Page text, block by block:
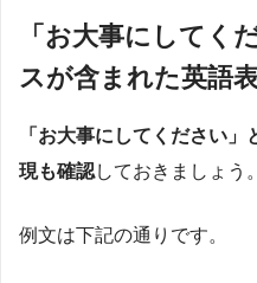
「お大事にしてく
スが含まれた英語
「お大事にしてください
現も確認しておきましょう。
例文は下記の通りです。